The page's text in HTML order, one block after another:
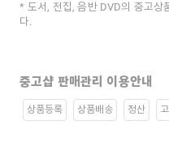
도서, 전집, 음반 DVD의 중고상
다.
중고샵 판매관리 이용안내
상품등록 상품배송 정산